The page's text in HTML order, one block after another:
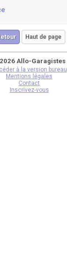
Haut de page
Allo-Garagistes
à la version bureau
Mentions légales
Contact
Inscrivez-vous